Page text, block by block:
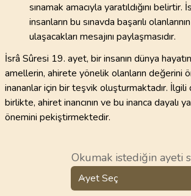
sınamak amacıyla yaratıldığını
insanların bu sınavda başarılı
ulaşacakları mesajını paylaşmasıdır.
İsrâ Sûresi 19. ayet, bir insanın dünya
amellerin, ahirete yönelik olanların değerini
inananlar için bir teşvik oluşturmaktadır.
birlikte, ahiret inancının ve bu inanca dayalı
önemini pekiştirmektedir.
Okumak istediğin ayeti
Ayet Seç